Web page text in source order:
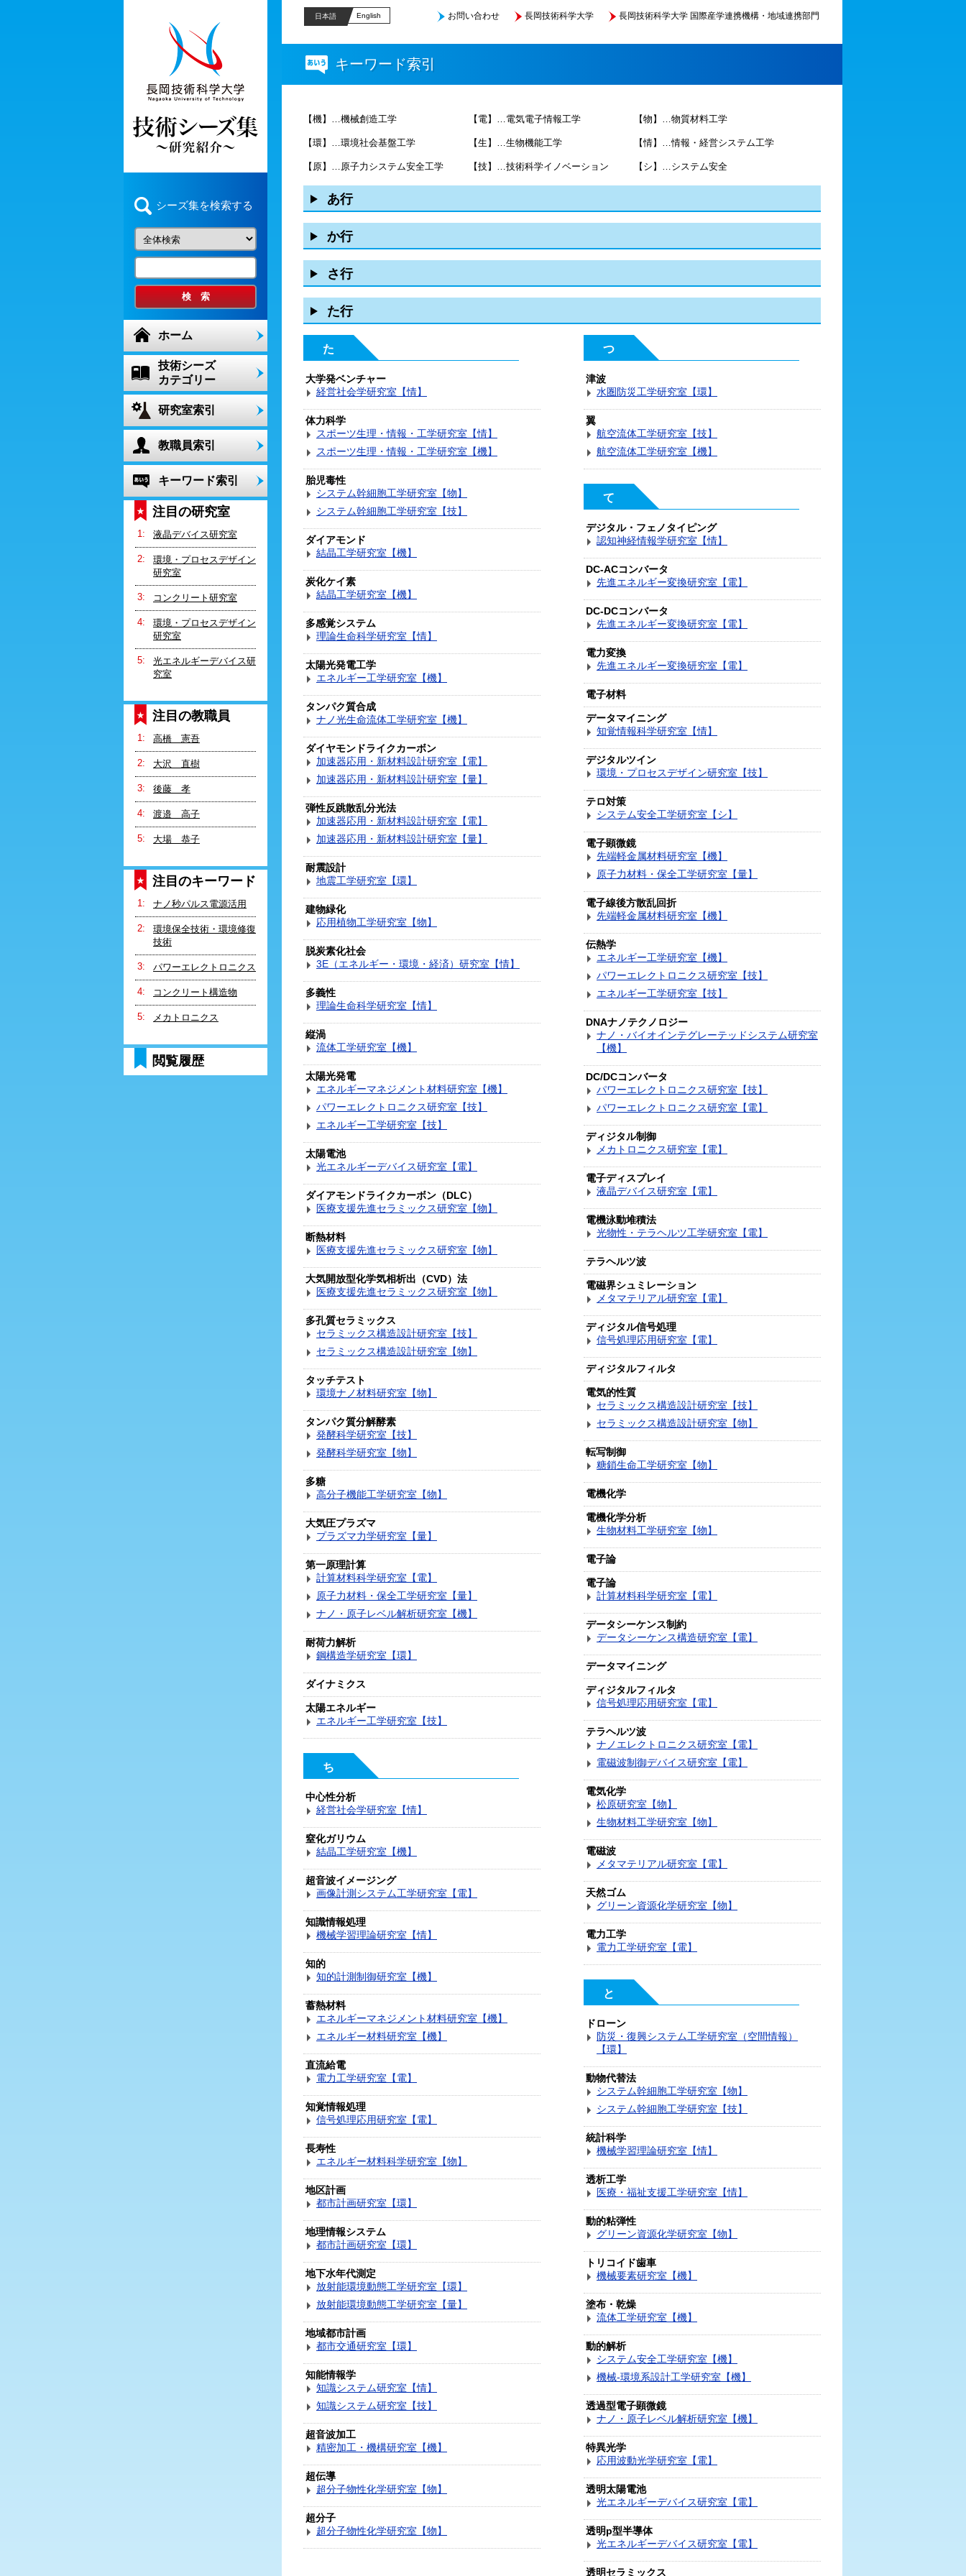
シーズ集を検索する
ホーム
技術シーズ
カテゴリー
研究室索引
教職員索引
キーワード索引
注目の研究室
液晶デバイス研究室
環境・プロセスデザイン
研究室
コンクリート研究室
環境・プロセスデザイン
研究室
光エネルギーデバイス研
究室
注目の教職員
高橋 憲吾
大沢 直樹
後藤 孝
渡邉 高子
大場 恭子
注目のキーワード
ナノ秒パルス電源活用
環境保全技術・環境修復
技術
パワーエレクトロニクス
コンクリート構造物
メカトロニクス
閲覧履歴
日本語 English お問い合わせ 長岡技術科学大学 長岡技術科学大学 国際産学連携機構・地域連携部門
キーワード索引
【機】…機械創造工学 【電】…電気電子情報工学 【物】…物質材料工学
【環】…環境社会基盤工学 【生】…生物機能工学 【情】…情報・経営システム工学
【原】…原子力システム安全工学 【技】…技術科学イノベーション 【シ】…システム安全
あ行
か行
さ行
た行
た
大学発ベンチャー
経営社会学研究室【情】
体力科学
スポーツ生理・情報・工学研究室【情】
スポーツ生理・情報・工学研究室【機】
胎児毒性
システム幹細胞工学研究室【物】
システム幹細胞工学研究室【技】
ダイアモンド
結晶工学研究室【機】
炭化ケイ素
結晶工学研究室【機】
多感覚システム
理論生命科学研究室【情】
太陽光発電工学
エネルギー工学研究室【機】
タンパク質合成
ナノ光生命流体工学研究室【機】
ダイヤモンドライクカーボン
加速器応用・新材料設計研究室【電】
加速器応用・新材料設計研究室【量】
弾性反跳散乱分光法
加速器応用・新材料設計研究室【電】
加速器応用・新材料設計研究室【量】
耐震設計
地震工学研究室【環】
建物緑化
応用植物工学研究室【物】
脱炭素化社会
3E（エネルギー・環境・経済）研究室【情】
多義性
理論生命科学研究室【情】
縦渦
流体工学研究室【機】
太陽光発電
エネルギーマネジメント材料研究室【機】
パワーエレクトロニクス研究室【技】
エネルギー工学研究室【技】
太陽電池
光エネルギーデバイス研究室【電】
ダイアモンドライクカーボン（DLC）
医療支援先進セラミックス研究室【物】
断熱材料
医療支援先進セラミックス研究室【物】
大気開放型化学気相析出（CVD）法
医療支援先進セラミックス研究室【物】
多孔質セラミックス
セラミックス構造設計研究室【技】
セラミックス構造設計研究室【物】
タッチテスト
環境ナノ材料研究室【物】
タンパク質分解酵素
発酵科学研究室【技】
発酵科学研究室【物】
多糖
高分子機能工学研究室【物】
大気圧プラズマ
プラズマ力学研究室【量】
第一原理計算
計算材料科学研究室【電】
原子力材料・保全工学研究室【量】
ナノ・原子レベル解析研究室【機】
耐荷力解析
鋼構造学研究室【環】
ダイナミクス
太陽エネルギー
エネルギー工学研究室【技】
ち
中心性分析
経営社会学研究室【情】
窒化ガリウム
結晶工学研究室【機】
超音波イメージング
画像計測システム工学研究室【電】
知識情報処理
機械学習理論研究室【情】
知的
知的計測制御研究室【機】
蓄熱材料
エネルギーマネジメント材料研究室【機】
エネルギー材料研究室【機】
直流給電
電力工学研究室【電】
知覚情報処理
信号処理応用研究室【電】
長寿性
エネルギー材料科学研究室【物】
地区計画
都市計画研究室【環】
地理情報システム
都市計画研究室【環】
地下水年代測定
放射能環境動態工学研究室【環】
放射能環境動態工学研究室【量】
地域都市計画
都市交通研究室【環】
知能情報学
知識システム研究室【情】
知識システム研究室【技】
超音波加工
精密加工・機構研究室【機】
超伝導
超分子物性化学研究室【物】
超分子
超分子物性化学研究室【物】
つ
津波
水圏防災工学研究室【環】
翼
航空流体工学研究室【技】
航空流体工学研究室【機】
て
デジタル・フェノタイピング
認知神経情報学研究室【情】
DC-ACコンバータ
先進エネルギー変換研究室【電】
DC-DCコンバータ
先進エネルギー変換研究室【電】
電力変換
先進エネルギー変換研究室【電】
電子材料
データマイニング
知覚情報科学研究室【情】
デジタルツイン
環境・プロセスデザイン研究室【技】
テロ対策
システム安全工学研究室【シ】
電子顕微鏡
先端軽金属材料研究室【機】
原子力材料・保全工学研究室【量】
電子線後方散乱回折
先端軽金属材料研究室【機】
伝熱学
エネルギー工学研究室【機】
パワーエレクトロニクス研究室【技】
エネルギー工学研究室【技】
DNAナノテクノロジー
ナノ・バイオインテグレーテッドシステム研究室
【機】
DC/DCコンバータ
パワーエレクトロニクス研究室【技】
パワーエレクトロニクス研究室【電】
ディジタル制御
メカトロニクス研究室【電】
電子ディスプレイ
液晶デバイス研究室【電】
電機泳動堆積法
光物性・テラヘルツ工学研究室【電】
テラヘルツ波
電磁界シュミレーション
メタマテリアル研究室【電】
ディジタル信号処理
信号処理応用研究室【電】
ディジタルフィルタ
電気的性質
セラミックス構造設計研究室【技】
セラミックス構造設計研究室【物】
転写制御
糖鎖生命工学研究室【物】
電機化学
電機化学分析
生物材料工学研究室【物】
電子論
電子論
計算材料科学研究室【電】
データシーケンス制約
データシーケンス構造研究室【電】
データマイニング
ディジタルフィルタ
信号処理応用研究室【電】
テラヘルツ波
ナノエレクトロニクス研究室【電】
電磁波制御デバイス研究室【電】
電気化学
松原研究室【物】
生物材料工学研究室【物】
電磁波
メタマテリアル研究室【電】
天然ゴム
グリーン資源化学研究室【物】
電力工学
電力工学研究室【電】
と
ドローン
防災・復興システム工学研究室（空間情報）
【環】
動物代替法
システム幹細胞工学研究室【物】
システム幹細胞工学研究室【技】
統計科学
機械学習理論研究室【情】
透析工学
医療・福祉支援工学研究室【情】
動的粘弾性
グリーン資源化学研究室【物】
トリコイド歯車
機械要素研究室【機】
塗布・乾燥
流体工学研究室【機】
動的解析
システム安全工学研究室【機】
機械-環境系設計工学研究室【機】
透過型電子顕微鏡
ナノ・原子レベル解析研究室【機】
特異光学
応用波動光学研究室【電】
透明太陽電池
光エネルギーデバイス研究室【電】
透明p型半導体
光エネルギーデバイス研究室【電】
透明セラミックス